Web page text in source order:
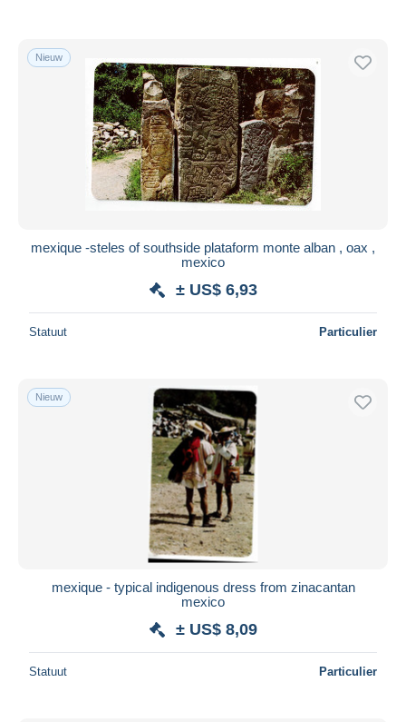
Toepassen
Nieuw
mexique -steles of southside plataform monte alban , oax ,
mexico
± US$ 6,93
Statuut Particulier
Nieuw
mexique - typical indigenous dress from zinacantan
mexico
± US$ 8,09
Statuut Particulier